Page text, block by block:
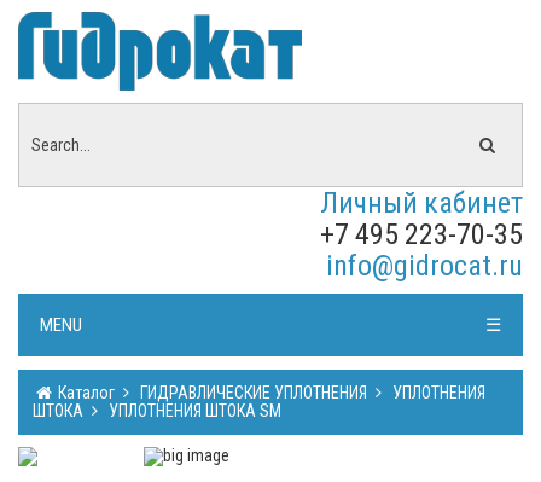
Личный кабинет
+7 495 223-70-35
info@gidrocat.ru
MENU ☰
Каталог ГИДРАВЛИЧЕСКИЕ УПЛОТНЕНИЯ
УПЛОТНЕНИЯ
ШТОКА
УПЛОТНЕНИЯ ШТОКА SM